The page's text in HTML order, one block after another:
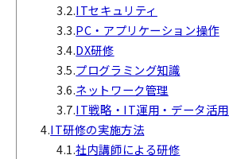
3.2.ITセキュリティ
3.3.PC・アプリケーション操作
3.4.DX研修
3.5.プログラミング知識
3.6.ネットワーク管理
3.7.IT戦略・IT運用・データ活用
4.IT研修の実施方法
4.1.社内講師による研修